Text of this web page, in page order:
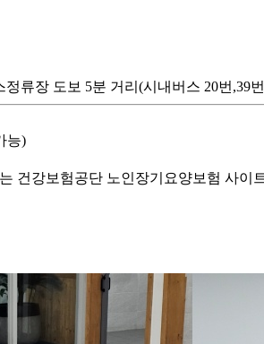
류장 도보 5분 거리(시내버스 20번
능)
건강보험공단 노인장기요양보험 사